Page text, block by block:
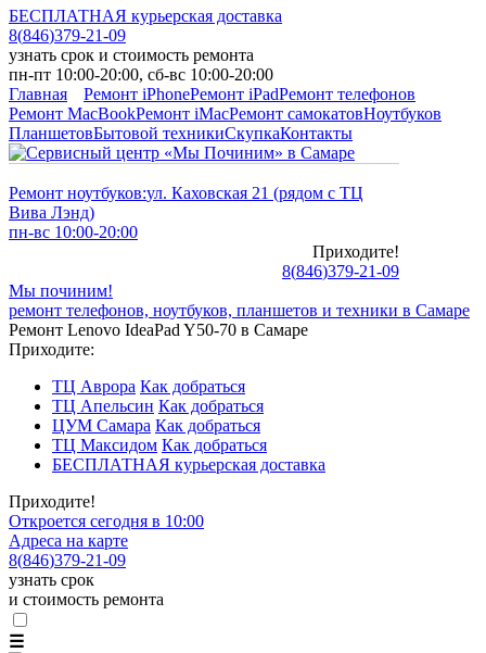
БЕСПЛАТНАЯ курьерская доставка
8(846)379-21-09
узнать срок и стоимость ремонта
пн-пт 10:00-20:00, сб-вс 10:00-20:00
Главная
Ремонт iPhoneРемонт iPadРемонт телефонов
Ремонт MacBookРемонт iMacРемонт самокатовНоутбуков
ПланшетовБытовой техникиСкупкаКонтакты
Ремонт ноутбуков:ул. Каховская 21 (рядом с ТЦ
Вива Лэнд)
пн-вс 10:00-20:00
Приходите!
8(846)379-21-09
Мы починим!
ремонт телефонов, ноутбуков, планшетов и техники в Самаре
Ремонт Lenovo IdeaPad Y50-70 в Самаре
Приходите:
ТЦ Аврора Как добраться
ТЦ Апельсин Как добраться
ЦУМ Самара Как добраться
ТЦ Максидом Как добраться
БЕСПЛАТНАЯ курьерская доставка
Приходите!
Откроется сегодня в 10:00
Адреса на карте
8(846)379-21-09
узнать срок
и стоимость ремонта
☰